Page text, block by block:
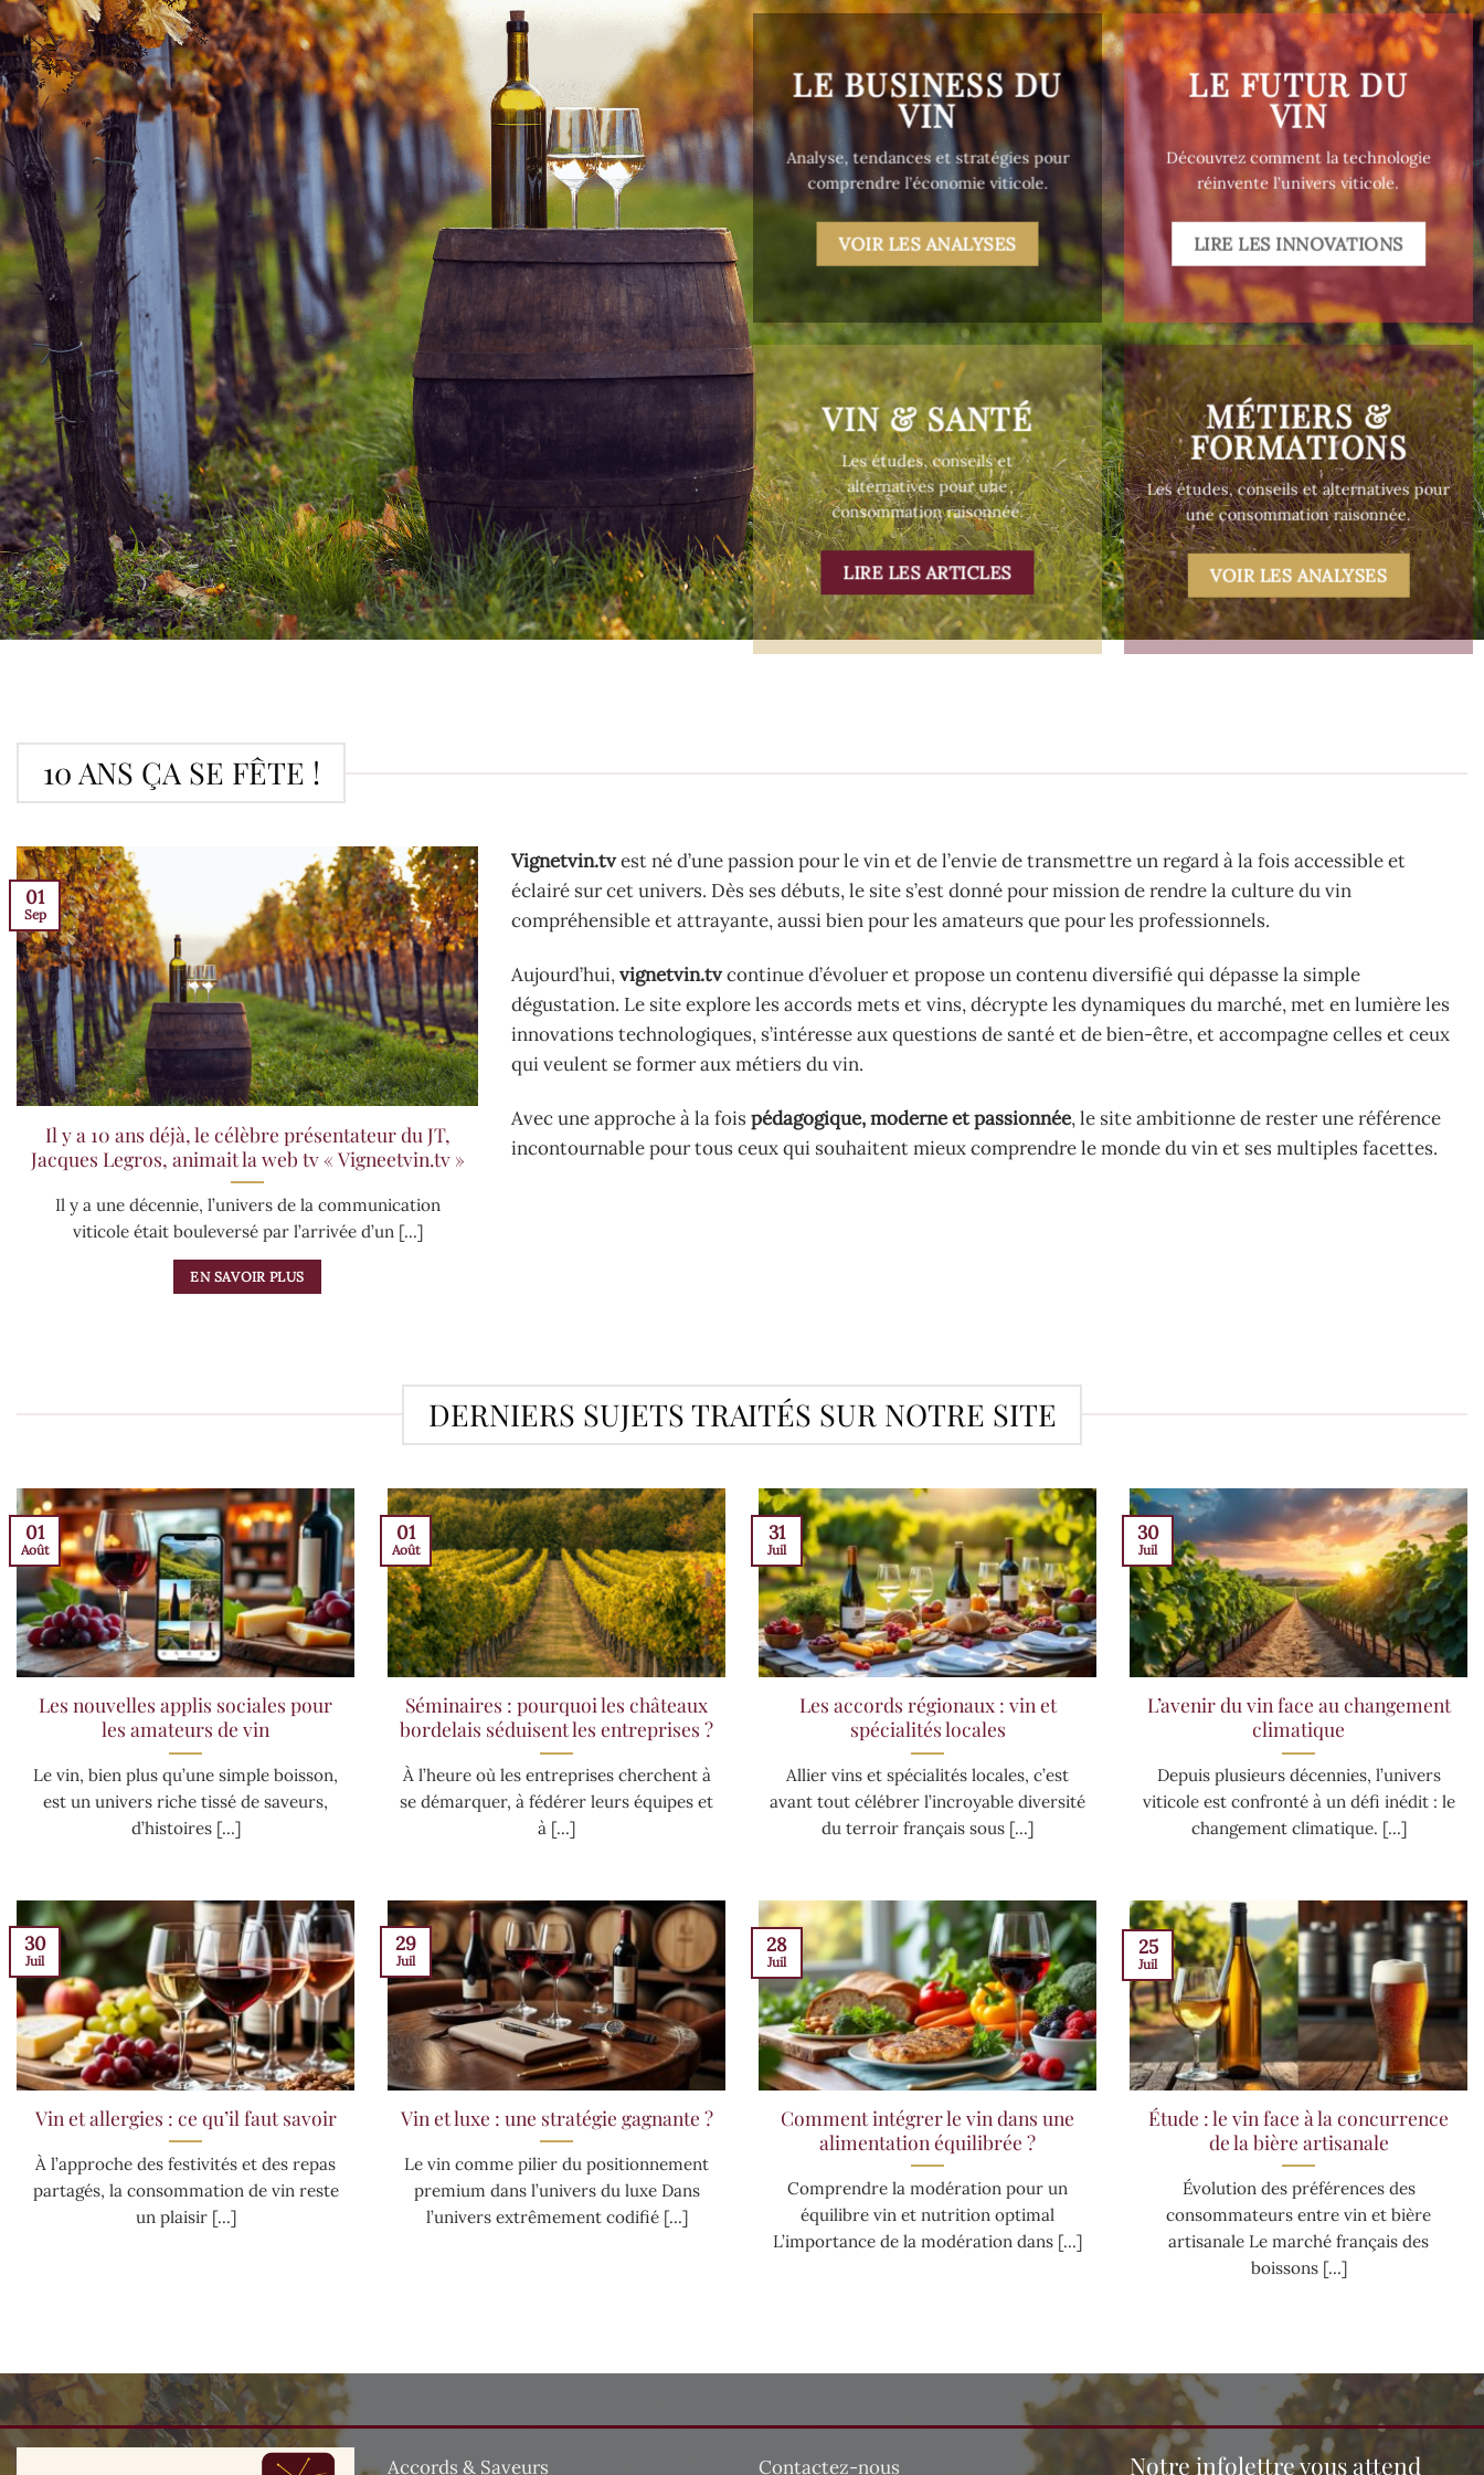
LE BUSINESS DU
VIN
Analyse, tendances et stratégies pour
comprendre l’économie viticole.
VOIR LES ANALYSES
LE FUTUR DU
VIN
Découvrez comment la technologie
réinvente l’univers viticole.
LIRE LES INNOVATIONS
VIN & SANTÉ
Les études, conseils et
alternatives pour une
consommation raisonnée.
LIRE LES ARTICLES
MÉTIERS &
FORMATIONS
Les études, conseils et alternatives pour
une consommation raisonnée.
VOIR LES ANALYSES
10 ANS ÇA SE FÊTE !
Il y a 10 ans déjà, le célèbre présentateur du JT,
Jacques Legros, animait la web tv « Vigneetvin.tv »
Il y a une décennie, l’univers de la communication
viticole était bouleversé par l’arrivée d’un [...]
EN SAVOIR PLUS
01
Sep
Vignetvin.tvest né d’une passion pour le vin et de l’envie de transmettre un regard à la fois accessible et
éclairé sur cet univers. Dès ses débuts, le site s’est donné pour mission de rendre la culture du vin
compréhensible et attrayante, aussi bien pour les amateurs que pour les professionnels.
Aujourd’hui,vignetvin.tvcontinue d’évoluer et propose un contenu diversifié qui dépasse la simple
dégustation. Le site explore les accords mets et vins, décrypte les dynamiques du marché, met en lumière les
innovations technologiques, s’intéresse aux questions de santé et de bien-être, et accompagne celles et ceux
qui veulent se former aux métiers du vin.
Avec une approche à la fois pédagogique, moderne et passionnée, le site ambitionne de rester une référence
incontournable pour tous ceux qui souhaitent mieux comprendre le monde du vin et ses multiples facettes.
DERNIERS SUJETS TRAITÉS SUR NOTRE SITE
Les nouvelles applis sociales pour
les amateurs de vin
Le vin, bien plus qu’une simple boisson,
est un univers riche tissé de saveurs,
d’histoires [...]
01
Août
Séminaires : pourquoi les châteaux
bordelais séduisent les entreprises ?
À l’heure où les entreprises cherchent à
se démarquer, à fédérer leurs équipes et
à [...]
01
Août
Les accords régionaux : vin et
spécialités locales
Allier vins et spécialités locales, c’est
avant tout célébrer l’incroyable diversité
du terroir français sous [...]
31
Juil
L’avenir du vin face au changement
climatique
Depuis plusieurs décennies, l’univers
viticole est confronté à un défi inédit : le
changement climatique. [...]
30
Juil
Vin et allergies : ce qu’il faut savoir
À l’approche des festivités et des repas
partagés, la consommation de vin reste
un plaisir [...]
30
Juil
Vin et luxe : une stratégie gagnante ?
Le vin comme pilier du positionnement
premium dans l’univers du luxe Dans
l’univers extrêmement codifié [...]
29
Juil
Comment intégrer le vin dans une
alimentation équilibrée ?
Comprendre la modération pour un
équilibre vin et nutrition optimal
L’importance de la modération dans [...]
28
Juil
Étude : le vin face à la concurrence
de la bière artisanale
Évolution des préférences des
consommateurs entre vin et bière
artisanale Le marché français des
boissons [...]
25
Juil
Accords & Saveurs Contactez-nous Notre infolettre vous attend